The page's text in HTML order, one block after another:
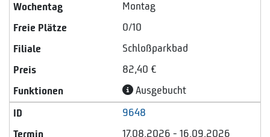
Montag
0/10
Schloßparkbad
82,40 €
Ausgebucht
9648
17.08.2026 - 16.09.2026